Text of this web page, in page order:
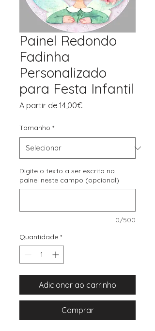
Painel Redondo
Fadinha
Personalizado
para Festa Infantil
A partir de 14,00€Preço
Tamanho *
Digite o texto a ser escrito no
painel neste campo (opcional)
0/500
Quantidade *
Adicionar ao carrinho
Comprar